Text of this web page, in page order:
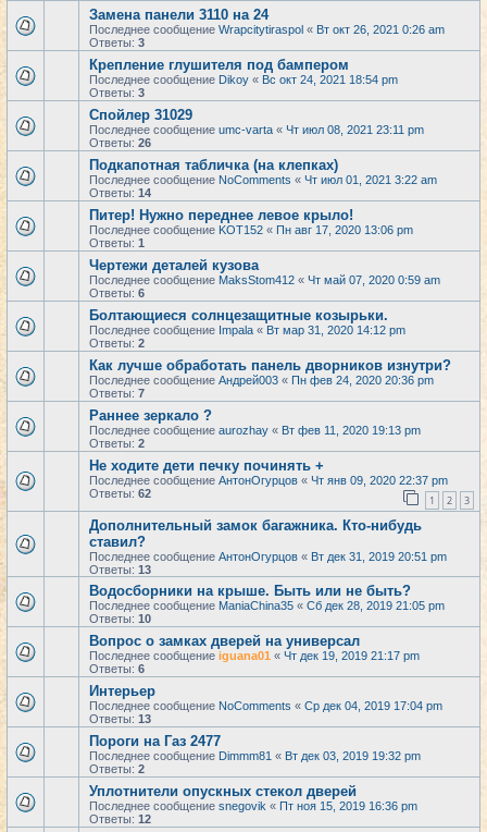
Замена панели 3110 на 24
Последнее сообщение Wrapcitytiraspol « Вт окт 26, 2021 0:26 am
Ответы: 3
Крепление глушителя под бампером
Последнее сообщение Dikoy « Вс окт 24, 2021 18:54 pm
Ответы: 3
Спойлер 31029
Последнее сообщение umc-varta « Чт июл 08, 2021 23:11 pm
Ответы: 26
Подкапотная табличка (на клепках)
Последнее сообщение NoComments « Чт июл 01, 2021 3:22 am
Ответы: 14
Питер! Нужно переднее левое крыло!
Последнее сообщение KOT152 « Пн авг 17, 2020 13:06 pm
Ответы: 1
Чертежи деталей кузова
Последнее сообщение MaksStom412 « Чт май 07, 2020 0:59 am
Ответы: 6
Болтающиеся солнцезащитные козырьки.
Последнее сообщение Impala « Вт мар 31, 2020 14:12 pm
Ответы: 2
Как лучше обработать панель дворников изнутри?
Последнее сообщение Андрей003 « Пн фев 24, 2020 20:36 pm
Ответы: 7
Раннее зеркало ?
Последнее сообщение aurozhay « Вт фев 11, 2020 19:13 pm
Ответы: 2
Не ходите дети печку починять +
Последнее сообщение АнтонОгурцов « Чт янв 09, 2020 22:37 pm
Ответы: 62 1 2 3
Дополнительный замок багажника. Кто-нибудь
ставил?
Последнее сообщение АнтонОгурцов « Вт дек 31, 2019 20:51 pm
Ответы: 13
Водосборники на крыше. Быть или не быть?
Последнее сообщение ManiaChina35 « Сб дек 28, 2019 21:05 pm
Ответы: 10
Вопрос о замках дверей на универсал
Последнее сообщение iguana01 « Чт дек 19, 2019 21:17 pm
Ответы: 6
Интерьер
Последнее сообщение NoComments « Ср дек 04, 2019 17:04 pm
Ответы: 13
Пороги на Газ 2477
Последнее сообщение Dimmm81 « Вт дек 03, 2019 19:32 pm
Ответы: 2
Уплотнители опускных стекол дверей
Последнее сообщение snegovik « Пт ноя 15, 2019 16:36 pm
Ответы: 12